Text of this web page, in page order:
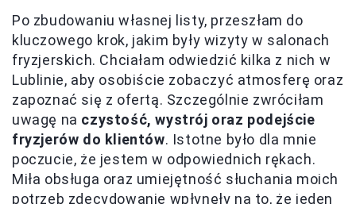
Po zbudowaniu własnej listy, przeszłam do
kluczowego krok, jakim były wizyty w salonach
fryzjerskich. Chciałam odwiedzić kilka z nich w
Lublinie, aby osobiście zobaczyć atmosferę oraz
zapoznać się z ofertą. Szczególnie zwróciłam
uwagę na czystość, wystrój oraz podejście
fryzjerów do klientów. Istotne było dla mnie
poczucie, że jestem w odpowiednich rękach.
Miła obsługa oraz umiejętność słuchania moich
potrzeb zdecydowanie wpłynęły na to, że jeden